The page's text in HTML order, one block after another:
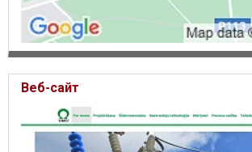
Веб-сайт